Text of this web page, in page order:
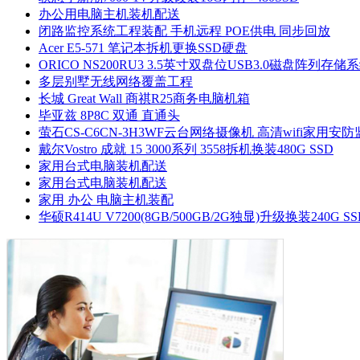
办公用电脑主机装机配送
闭路监控系统工程装配 手机远程 POE供电 同步回放
Acer E5-571 笔记本拆机更换SSD硬盘
ORICO NS200RU3 3.5英寸双盘位USB3.0磁盘阵列存储
多层别墅无线网络覆盖工程
长城 Great Wall 商祺R25商务电脑机箱
毕亚兹 8P8C 双通 直通头
萤石CS-C6CN-3H3WF云台网络摄像机 高清wifi家用安防
戴尔Vostro 成就 15 3000系列 3558拆机换装480G SSD
家用台式电脑装机配送
家用台式电脑装机配送
家用 办公 电脑主机装配
华硕R414U V7200(8GB/500GB/2G独显)升级换装240G